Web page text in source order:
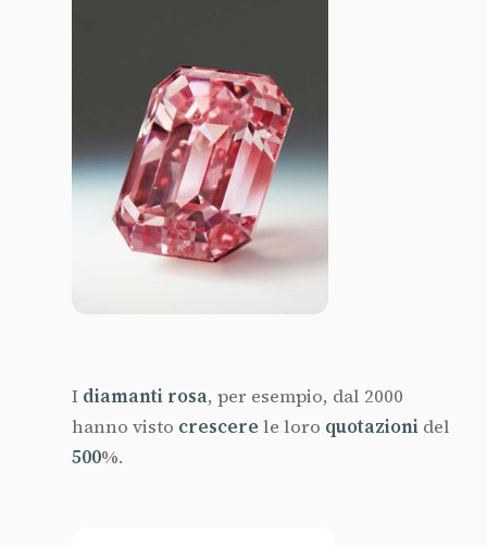
I diamanti rosa, per esempio, dal 2000
hanno visto crescere le loro quotazioni del
500%.